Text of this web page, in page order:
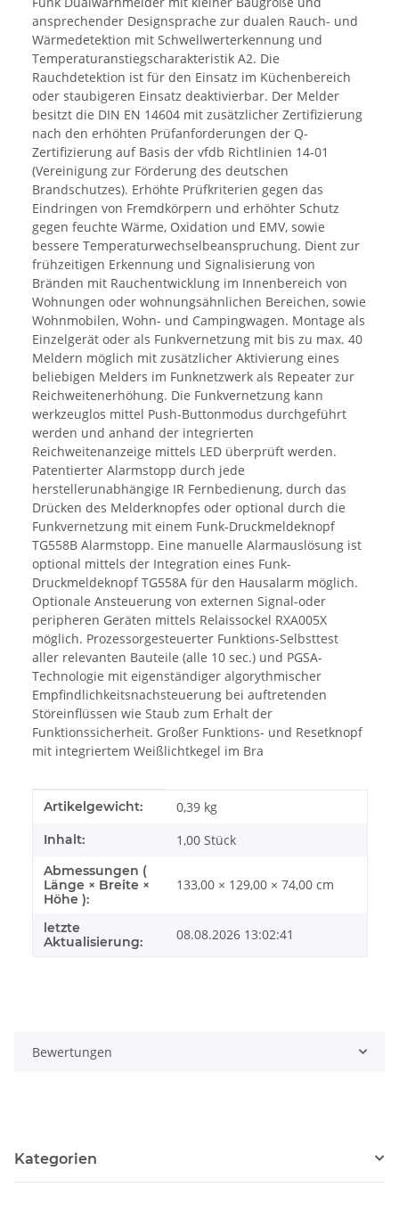
ansprechender Designsprache zur dualen Rauch- und
Wärmedetektion mit Schwellwerterkennung und
Temperaturanstiegscharakteristik A2. Die
Rauchdetektion ist für den Einsatz im Küchenbereich
oder staubigeren Einsatz deaktivierbar. Der Melder
besitzt die DIN EN 14604 mit zusätzlicher Zertifizierung
nach den erhöhten Prüfanforderungen der Q-
Zertifizierung auf Basis der vfdb Richtlinien 14-01
(Vereinigung zur Förderung des deutschen
Brandschutzes). Erhöhte Prüfkriterien gegen das
Eindringen von Fremdkörpern und erhöhter Schutz
gegen feuchte Wärme, Oxidation und EMV, sowie
bessere Temperaturwechselbeanspruchung. Dient zur
frühzeitigen Erkennung und Signalisierung von
Bränden mit Rauchentwicklung im Innenbereich von
Wohnungen oder wohnungsähnlichen Bereichen, sowie
Wohnmobilen, Wohn- und Campingwagen. Montage als
Einzelgerät oder als Funkvernetzung mit bis zu max. 40
Meldern möglich mit zusätzlicher Aktivierung eines
beliebigen Melders im Funknetzwerk als Repeater zur
Reichweitenerhöhung. Die Funkvernetzung kann
werkzeuglos mittel Push-Buttonmodus durchgeführt
werden und anhand der integrierten
Reichweitenanzeige mittels LED überprüft werden.
Patentierter Alarmstopp durch jede
herstellerunabhängige IR Fernbedienung, durch das
Drücken des Melderknopfes oder optional durch die
Funkvernetzung mit einem Funk-Druckmeldeknopf
TG558B Alarmstopp. Eine manuelle Alarmauslösung ist
optional mittels der Integration eines Funk-
Druckmeldeknopf TG558A für den Hausalarm möglich.
Optionale Ansteuerung von externen Signal-oder
peripheren Geräten mittels Relaissockel RXA005X
möglich. Prozessorgesteuerter Funktions-Selbsttest
aller relevanten Bauteile (alle 10 sec.) und PGSA-
Technologie mit eigenständiger algorythmischer
Empfindlichkeitsnachsteuerung bei auftretenden
Störeinflüssen wie Staub zum Erhalt der
Funktionssicherheit. Großer Funktions- und Resetknopf
mit integriertem Weißlichtkegel im Bra
Produkteigenschaft
Wert
Artikelgewicht: 0,39 kg
Inhalt: 1,00 Stück
Abmessungen (
Länge × Breite ×
Höhe ):
133,00 × 129,00 × 74,00 cm
letzte
Aktualisierung:
08.08.2026 13:02:41
Bewertungen
Kategorien